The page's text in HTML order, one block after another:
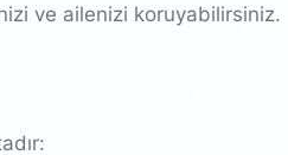
ve ailenizi koruyabilirsiniz.